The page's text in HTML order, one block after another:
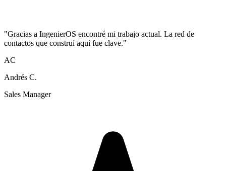
"Gracias a IngenierOS encontré mi trabajo actual. La red de
contactos que construí aquí fue clave."
AC
Andrés C.
Sales Manager